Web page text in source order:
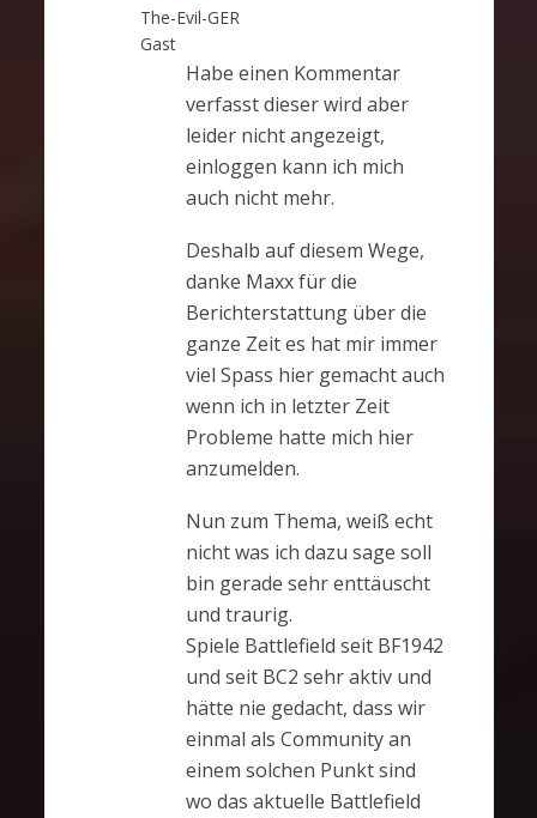
The-Evil-GER
Gast
Habe einen Kommentar
verfasst dieser wird aber
leider nicht angezeigt,
einloggen kann ich mich
auch nicht mehr.
Deshalb auf diesem Wege,
danke Maxx für die
Berichterstattung über die
ganze Zeit es hat mir immer
viel Spass hier gemacht auch
wenn ich in letzter Zeit
Probleme hatte mich hier
anzumelden.
Nun zum Thema, weiß echt
nicht was ich dazu sage soll
bin gerade sehr enttäuscht
und traurig.
Spiele Battlefield seit BF1942
und seit BC2 sehr aktiv und
hätte nie gedacht, dass wir
einmal als Community an
einem solchen Punkt sind
wo das aktuelle Battlefield